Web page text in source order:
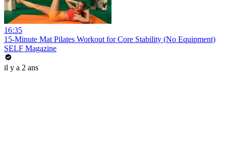
16:35
15-Minute Mat Pilates Workout for Core Stability (No Equipment)
SELF Magazine
il y a 2 ans